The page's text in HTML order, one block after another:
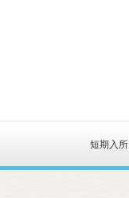
短期入所